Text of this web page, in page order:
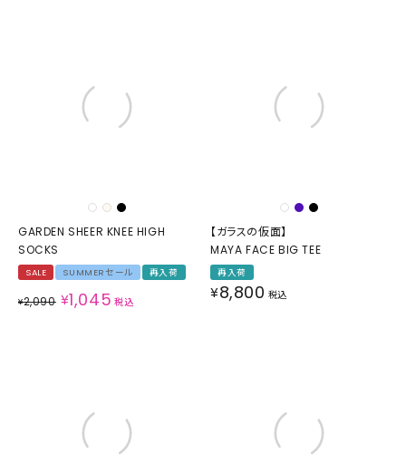
GARDEN SHEER KNEE HIGH
SOCKS
SALE SUMMERセール 再入荷
¥2,090 ¥1,045 税込
【ガラスの仮面】
MAYA FACE BIG TEE
再入荷
¥8,800 税込